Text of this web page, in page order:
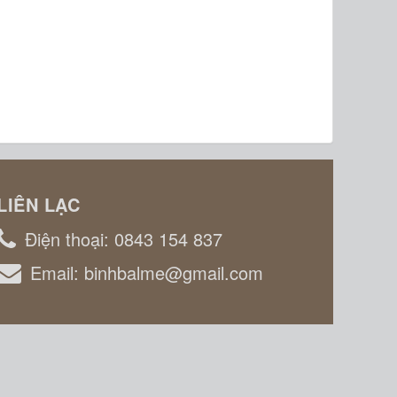
LẠC
Điện thoại: 0843 154 837
Email: binhbalme@gmail.com